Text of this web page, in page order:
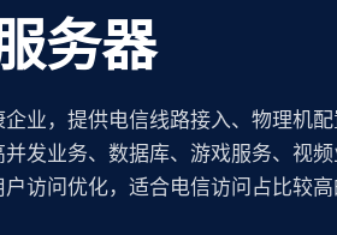
务器
业，提供电信线路接入、物理机
发业务、数据库、游戏服务、视
访问优化，适合电信访问占比较